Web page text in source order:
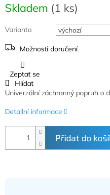
cena:
Skladem (1 ks)
Varianta
Možnosti doručení
Přidat do
Univerzální záchranný popruh o
Detailní informace
Zeptat se
Hlídat